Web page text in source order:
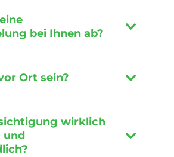
bei Ihnen ab?
Ort sein?
wirklich
und